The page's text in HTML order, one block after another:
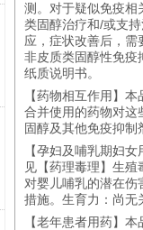
测。对于疑似免疫相
类固醇治疗和/或支
应，症状改善后，
非皮质类固醇性免疫
纸质说明书。
【药物相互作用】
合并使用的药物对这
固醇及其他免疫抑
【孕妇及哺乳期妇
见【药理毒理】生
对婴儿哺乳的潜在
措施。生育力：尚无
【老年患者用药】